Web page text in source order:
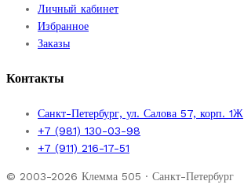
Личный кабинет
Избранное
Заказы
Контакты
Санкт-Петербург, ул. Салова 57, корп. 1Ж
+7 (981) 130-03-98
+7 (911) 216-17-51
© 2003-2026 Клемма 505 · Санкт-Петербург